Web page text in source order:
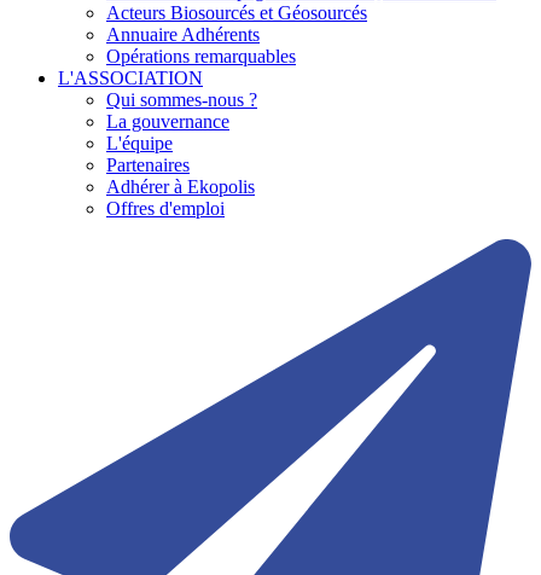
Acteurs Biosourcés et Géosourcés
Annuaire Adhérents
Opérations remarquables
L'ASSOCIATION
Qui sommes-nous ?
La gouvernance
L'équipe
Partenaires
Adhérer à Ekopolis
Offres d'emploi